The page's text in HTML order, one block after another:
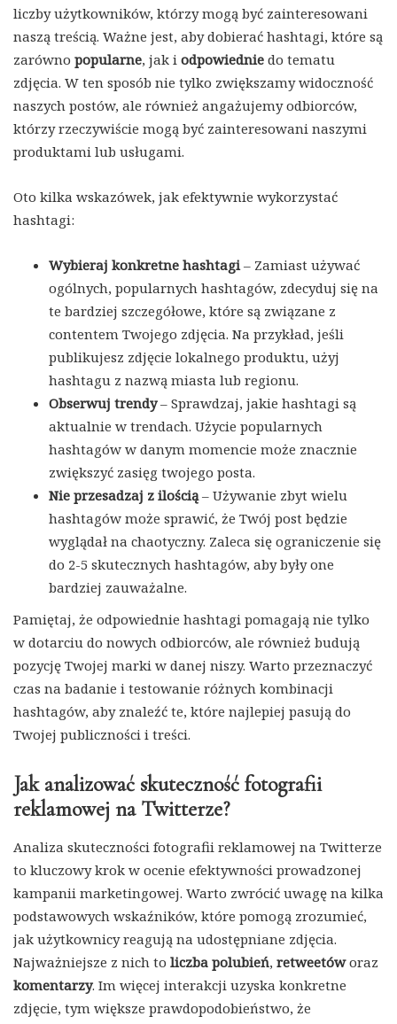
liczby użytkowników, którzy mogą być zainteresowani
naszą treścią. Ważne jest, aby dobierać hashtagi, które są
zarówno popularne, jak i odpowiednie do tematu
zdjęcia. W ten sposób nie tylko zwiększamy widoczność
naszych postów, ale również angażujemy odbiorców,
którzy rzeczywiście mogą być zainteresowani naszymi
produktami lub usługami.
Oto kilka wskazówek, jak efektywnie wykorzystać
hashtagi:
Wybieraj konkretne hashtagi – Zamiast używać
ogólnych, popularnych hashtagów, zdecyduj się na
te bardziej szczegółowe, które są związane z
contentem Twojego zdjęcia. Na przykład, jeśli
publikujesz zdjęcie lokalnego produktu, użyj
hashtagu z nazwą miasta lub regionu.
Obserwuj trendy– Sprawdzaj, jakie hashtagi są
aktualnie w trendach. Użycie popularnych
hashtagów w danym momencie może znacznie
zwiększyć zasięg twojego posta.
Nie przesadzaj z ilością – Używanie zbyt wielu
hashtagów może sprawić, że Twój post będzie
wyglądał na chaotyczny. Zaleca się ograniczenie się
do 2-5 skutecznych hashtagów, aby były one
bardziej zauważalne.
Pamiętaj, że odpowiednie hashtagi pomagają nie tylko
w dotarciu do nowych odbiorców, ale również budują
pozycję Twojej marki w danej niszy. Warto przeznaczyć
czas na badanie i testowanie różnych kombinacji
hashtagów, aby znaleźć te, które najlepiej pasują do
Twojej publiczności i treści.
Jak analizować skuteczność fotografii
reklamowej na Twitterze?
Analiza skuteczności fotografii reklamowej na Twitterze
to kluczowy krok w ocenie efektywności prowadzonej
kampanii marketingowej. Warto zwrócić uwagę na kilka
podstawowych wskaźników, które pomogą zrozumieć,
jak użytkownicy reagują na udostępniane zdjęcia.
Najważniejsze z nich to liczba polubień, retweetóworaz
komentarzy. Im więcej interakcji uzyska konkretne
zdjęcie, tym większe prawdopodobieństwo, że